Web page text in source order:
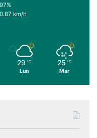
97%
0.87 km/h
29 ℃
Lun
25 ℃
Mar